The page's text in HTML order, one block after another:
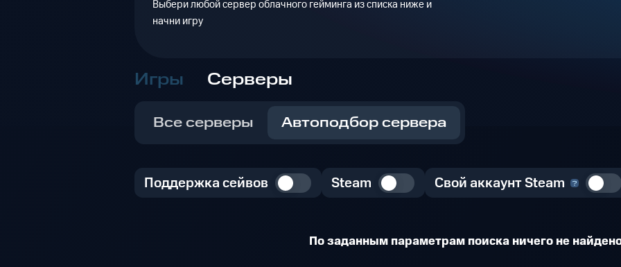
Выбери любой сервер облачного гейминга из списка ниже и
начни игру
Игры Серверы
Все серверы Автоподбор сервера
Поддержка сейвов Steam Свой аккаунт Steam
По заданным параметрам поиска ничего не